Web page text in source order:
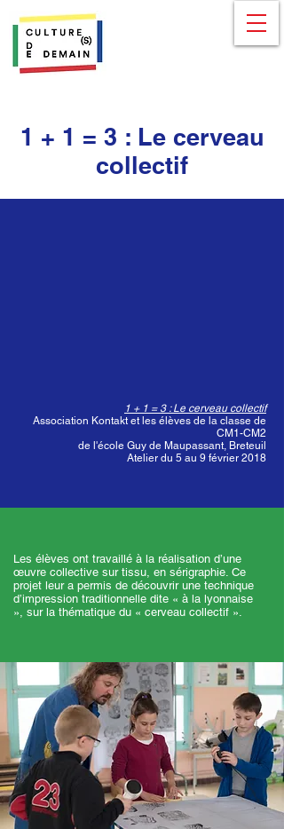
1 + 1 = 3 : Le cerveau
collectif
1 + 1 = 3 : Le cerveau collectif
Association Kontakt et les élèves de la classe de
CM1-CM2
de l'école Guy de Maupassant, Breteuil
Atelier du 5 au 9 février 2018
Les élèves ont travaillé à la réalisation d’une
œuvre collective sur tissu, en sérigraphie. Ce
projet leur a permis de découvrir une technique
d’impression traditionnelle dite « à la lyonnaise
», sur la thématique du « cerveau collectif ».